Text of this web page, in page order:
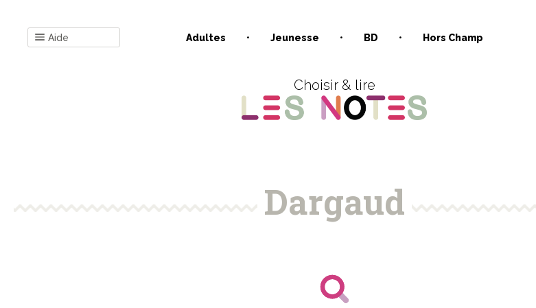
Aide Adultes Jeunesse BD Hors Champ
Choisir & lire
Dargaud